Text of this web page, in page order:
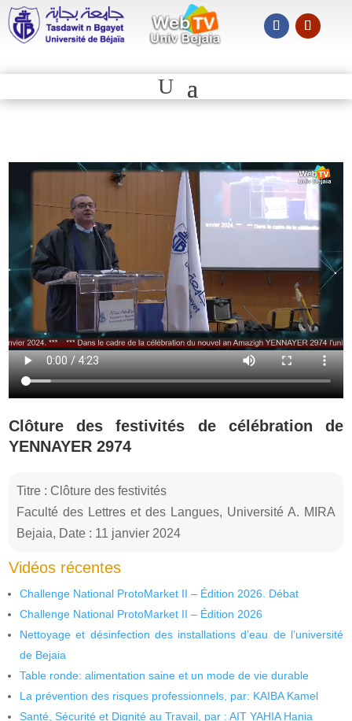
Clôture des festivités de célébration de
YENNAYER 2974
Titre : Clôture des festivités
Faculté des Lettres et des Langues, Université A. MIRA
Bejaia, Date : 11 janvier 2024
Vidéos récentes
Challenge National ProtoMarket II – Édition 2026. Débat
Challenge National ProtoMarket II – Édition 2026
Nettoyage et désinfection des installations d’eau de l’université
de Bejaia
Table ronde: alimentation saine et un mode de vie durable
La prévention des risques professionnels, par: KAIBA Kamel
Santé, Sécurité et Dignité au Travail, par : AIT YAHIA Hania